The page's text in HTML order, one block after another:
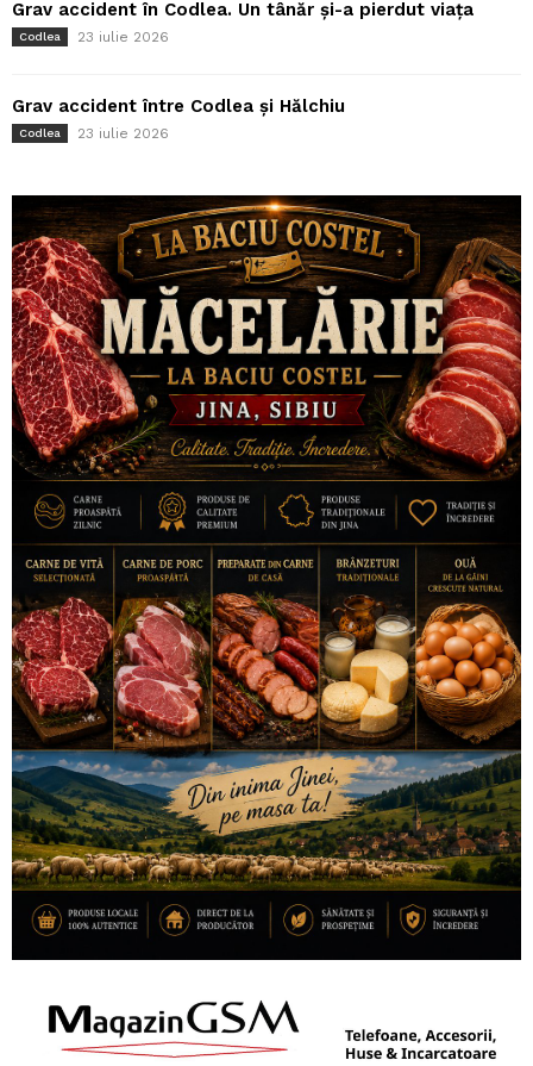
Grav accident în Codlea. Un tânăr și-a pierdut viața
Codlea 23 iulie 2026
Grav accident între Codlea și Hălchiu
Codlea 23 iulie 2026